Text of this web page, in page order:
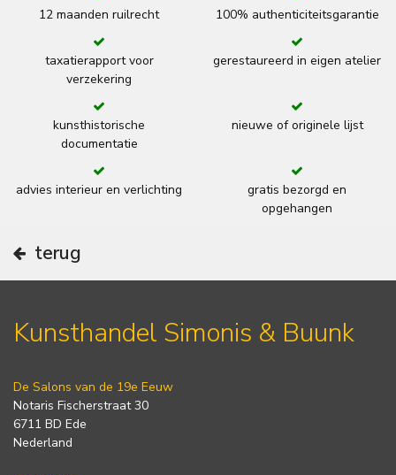
12 maanden ruilrecht 100% authenticiteitsgarantie
taxatierapport voor
verzekering
gerestaureerd in eigen atelier
kunsthistorische
documentatie
nieuwe of originele lijst
advies interieur en verlichting
gratis bezorgd en
opgehangen
terug
Kunsthandel Simonis & Buunk
De Salons van de 19e Eeuw
Notaris Fischerstraat 30
6711 BD Ede
Nederland